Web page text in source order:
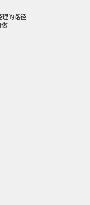
理的路径
做